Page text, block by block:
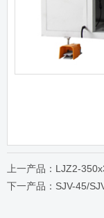
上一产品：LJZ2-
下一产品：SJV-45/